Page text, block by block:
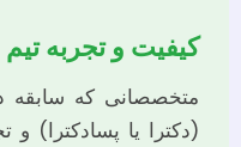
کیفیت و تجربه
متخصصانی که سابقه
(دکترا یا پسادکترا)